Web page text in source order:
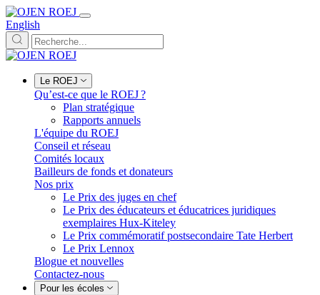
English
Le ROEJ
Qu’est-ce que le ROEJ ?
Plan stratégique
Rapports annuels
L'équipe du ROEJ
Conseil et réseau
Comités locaux
Bailleurs de fonds et donateurs
Nos prix
Le Prix des juges en chef
Le Prix des éducateurs et éducatrices juridiques
exemplaires Hux-Kiteley
Le Prix commémoratif postsecondaire Tate Herbert
Le Prix Lennox
Blogue et nouvelles
Contactez-nous
Pour les écoles